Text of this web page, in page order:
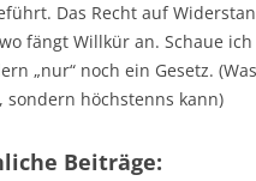
Das Recht auf
fängt Willkür an. Schaue
„nur“ noch ein Gesetz.
sondern höchstenns kann)
Beiträge: